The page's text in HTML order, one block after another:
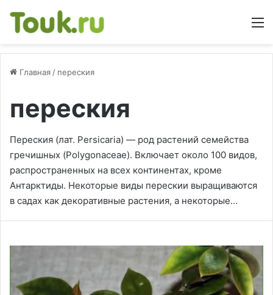
Главная / переския
переския
Переския (лат. Persicaria) — род растений семейства
гречишных (Polygonaceae). Включает около 100 видов,
распространенных на всех континентах, кроме
Антарктиды. Некоторые виды перескии выращиваются
в садах как декоративные растения, а некоторые…